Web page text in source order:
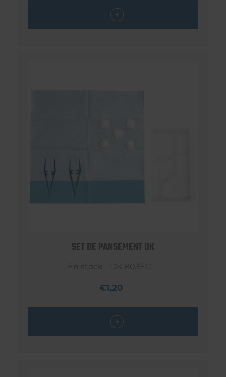
SET DE PANSEMENT DK
En stock - DK-803EC
€1,20